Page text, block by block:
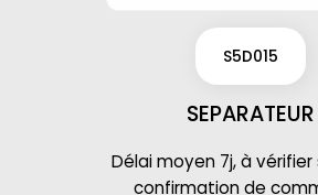
S5D015
SEPARATEUR
Délai moyen 7j, à
confirmation de